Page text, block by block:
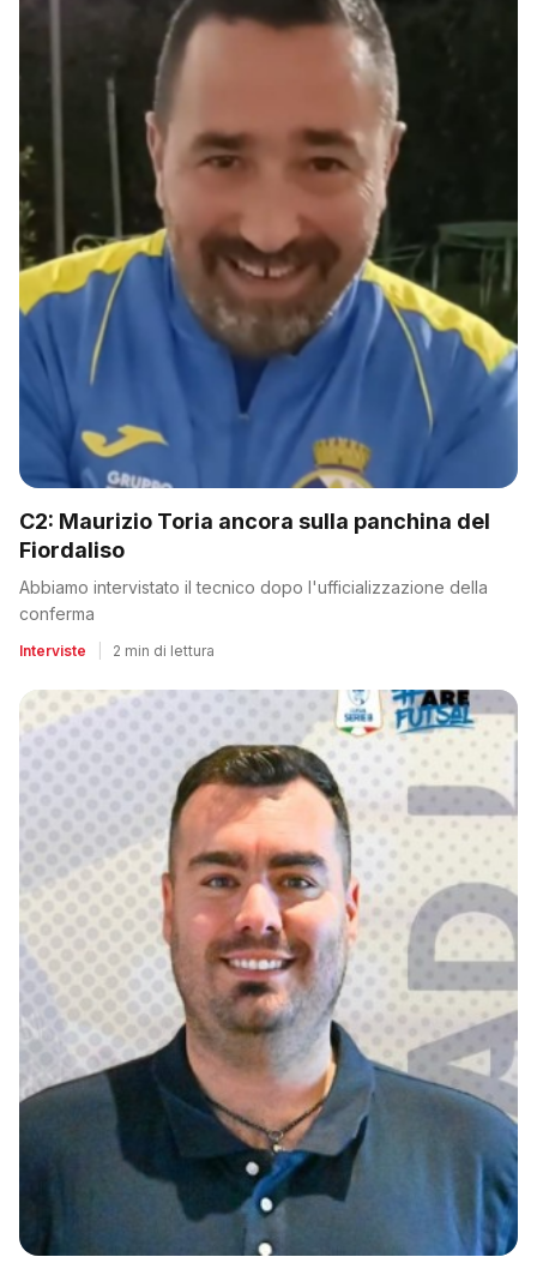
C2: Maurizio Toria ancora sulla panchina del
Fiordaliso
Abbiamo intervistato il tecnico dopo l'ufficializzazione della
conferma
Interviste 2 min di lettura